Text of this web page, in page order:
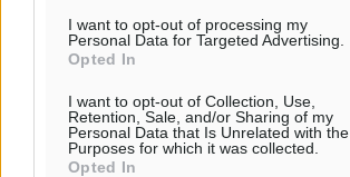
I want to opt-out of processing my
Personal Data for Targeted Advertising.
Opted In
I want to opt-out of Collection, Use,
Retention, Sale, and/or Sharing of my
Personal Data that Is Unrelated with the
Purposes for which it was collected.
Opted In